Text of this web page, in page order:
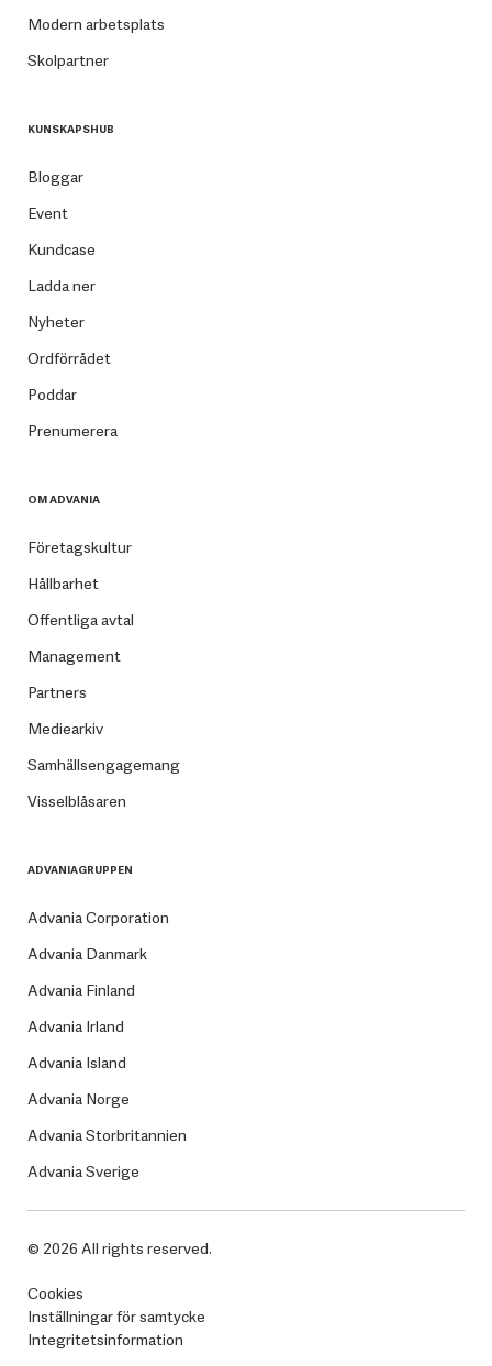
Modern arbetsplats
Skolpartner
KUNSKAPSHUB
Bloggar
Event
Kundcase
Ladda ner
Nyheter
Ordförrådet
Poddar
Prenumerera
OM ADVANIA
Företagskultur
Hållbarhet
Offentliga avtal
Management
Partners
Mediearkiv
Samhällsengagemang
Visselblåsaren
ADVANIAGRUPPEN
Advania Corporation
Advania Danmark
Advania Finland
Advania Irland
Advania Island
Advania Norge
Advania Storbritannien
Advania Sverige
© 2026 All rights reserved.
Cookies
Inställningar för samtycke
Integritetsinformation